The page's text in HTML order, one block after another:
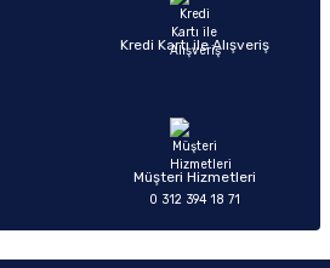
Kredi Kartı ile Alışveriş
Müşteri Hizmetleri
0 312 394 18 71